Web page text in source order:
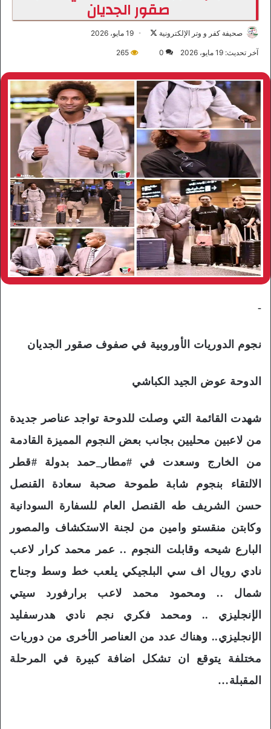
صقور الجديان
صحيفة كفر و وتر الإلكترونية
ع
ى
X
19 مايو، 2026
آخر تحديث: 19 مايو، 2026 0
265
-
نجوم الدوريات الأوروبية في صفوف صقور الجديان
الدوحة عوض الجيد الكباشي
شهدت القائمة التي وصلت للدوحة تواجد عناصر جديدة
من لاعبين محليين بجانب بعض النجوم المميزة القادمة
من الخارج وسعدت في #مطار_حمد بدولة #قطر
الالتقاء بنجوم شابة طموحة صحبة سعادة القنصل
حسن الشريف طه القنصل العام للسفارة السودانية
وكابتن منقستو وامين من لجنة الاستكشاف والمصور
البارع شيحه وقابلت النجوم .. عمر محمد كرار لاعب
نادي رويال اف سي البلجيكي يلعب خط وسط وجناح
شمال .. ومحمود محمد لاعب برارفورد سيتي
الإنجليزي .. ومحمد فكري نجم نادي هدرسفليد
الإنجليزي.. وهناك عدد من العناصر الأخرى من دوريات
مختلفة يتوقع ان تشكل اضافة كبيرة في المرحلة
المقبلة…